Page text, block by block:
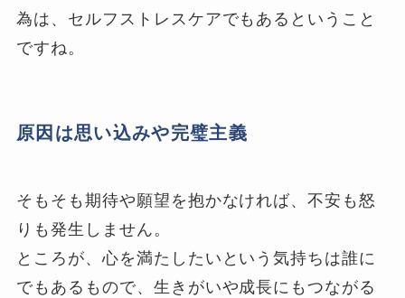
為は、セルフストレスケアでもあるということ
ですね。
原因は思い込みや完璧主義
そもそも期待や願望を抱かなければ、不安も怒
りも発生しません。
ところが、心を満たしたいという気持ちは誰に
でもあるもので、生きがいや成長にもつながる